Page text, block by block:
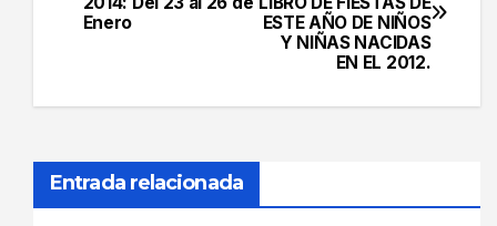
de
ESTE AÑO DE NIÑOS
Y NIÑAS NACIDAS
EN EL 2012.
Enero
Entrada relacionada